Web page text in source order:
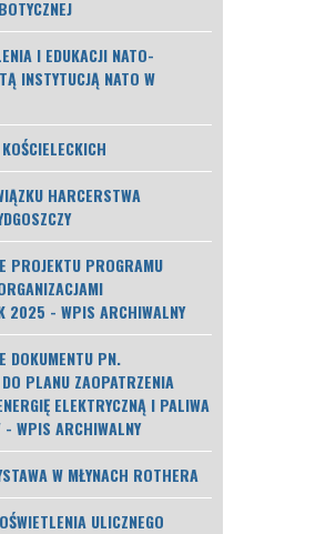
I EDUKACJI NATO-
INSTYTUCJĄ NATO W
HARCERSTWA
PROJEKTU PROGRAMU
2025 - WPIS ARCHIWALNY
DOKUMENTU PN.
PLANU ZAOPATRZENIA
ELEKTRYCZNĄ I PALIWA
WPIS ARCHIWALNY
W MŁYNACH ROTHERA
ULICZNEGO